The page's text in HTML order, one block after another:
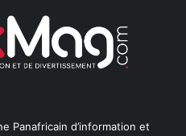
Panafricain d’information et